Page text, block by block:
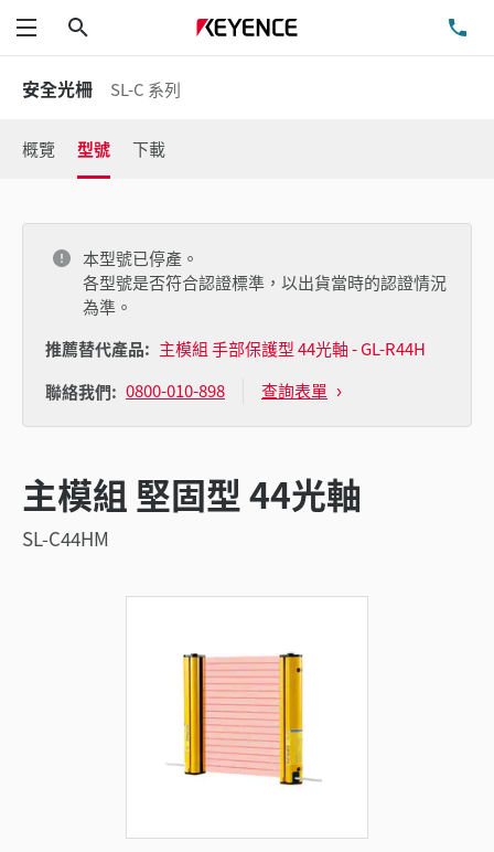
功能表
安全光柵 SL-C 系列
概覽 型號 下載
本型號已停產。
各型號是否符合認證標準，以出貨當時的認證情況
為準。
推薦替代產品: 主模組 手部保護型 44光軸 - GL-R44H
聯絡我們: 0800-010-898 查詢表單
主模組 堅固型 44光軸
SL-C44HM